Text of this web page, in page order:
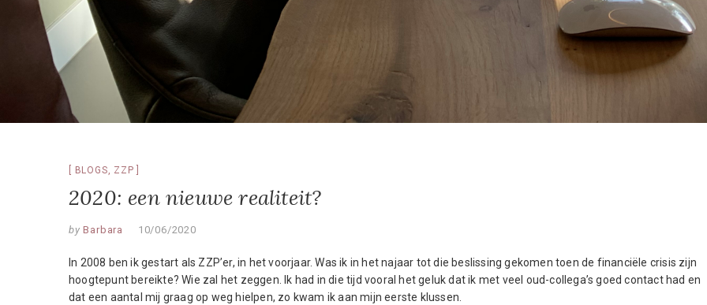
BLOGS, ZZP
2020: een nieuwe realiteit?
by Barbara 10/06/2020
In 2008 ben ik gestart als ZZP’er, in het voorjaar. Was ik in het najaar tot die beslissing gekomen toen de financiële crisis zijn
hoogtepunt bereikte? Wie zal het zeggen. Ik had in die tijd vooral het geluk dat ik met veel oud-collega’s goed contact had en
dat een aantal mij graag op weg hielpen, zo kwam ik aan mijn eerste klussen.